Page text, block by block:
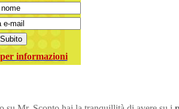
informazioni